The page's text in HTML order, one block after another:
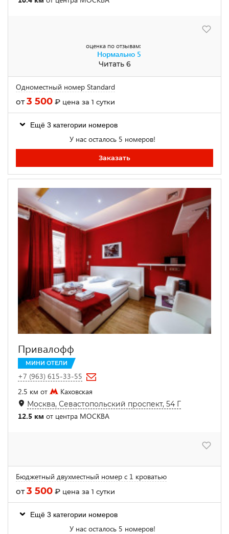
оценка по отзывам:
Нормально 5
Читать 6
Одноместный номер Standard
от3 500 ₽ цена за 1 сутки
Ещё 3 категории номеров
У нас осталось 5 номеров!
Заказать
Привалофф
МИНИ ОТЕЛИ
+7 (963) 615-33-55
2.5 км от
Каховская
Москва, Севастопольский проспект, 54 Г
12.5 км от центра МОСКВА
Бюджетный двухместный номер с 1 кроватью
от3 500 ₽ цена за 1 сутки
Ещё 3 категории номеров
У нас осталось 5 номеров!